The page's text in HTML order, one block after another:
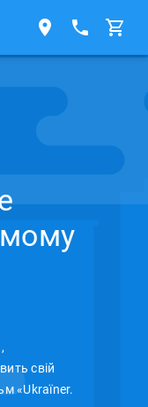
свій
«Ukraïner.